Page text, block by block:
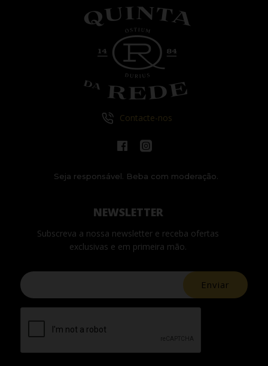
Contacte-nos
Seja responsável. Beba com moderação.
NEWSLETTER
Subscreva a nossa newsletter e receba ofertas
exclusivas e em primeira mão.
Enviar